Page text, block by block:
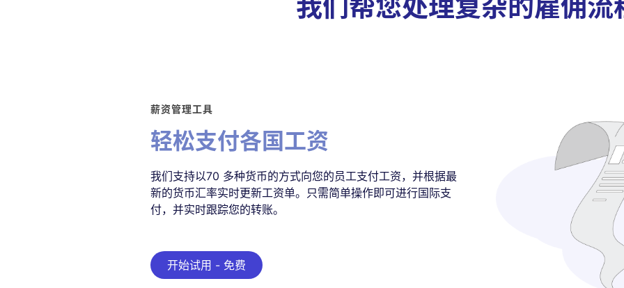
薪资管理工具
轻松支付各国工资
我们支持以70 多种货币的方式向您的员工支付工资，并根据最
新的货币汇率实时更新工资单。只需简单操作即可进行国际支
付，并实时跟踪您的转账。
开始试用 - 免费